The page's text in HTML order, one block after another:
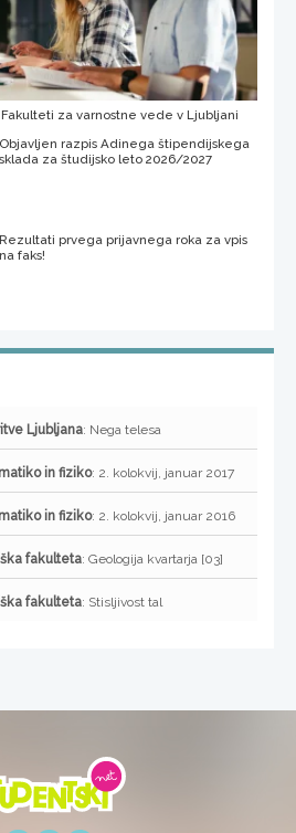
za varnostne vede v Ljubljani
Objavljen razpis Adinega štipendijskega
sklada za študijsko leto 2026/2027
Rezultati prvega prijavnega roka za vpis
na faks!
Ljubljana: Nega telesa
in fiziko: 2. kolokvij, januar 2017
in fiziko: 2. kolokvij, januar 2016
fakulteta: Geologija kvartarja [03]
fakulteta: Stisljivost tal